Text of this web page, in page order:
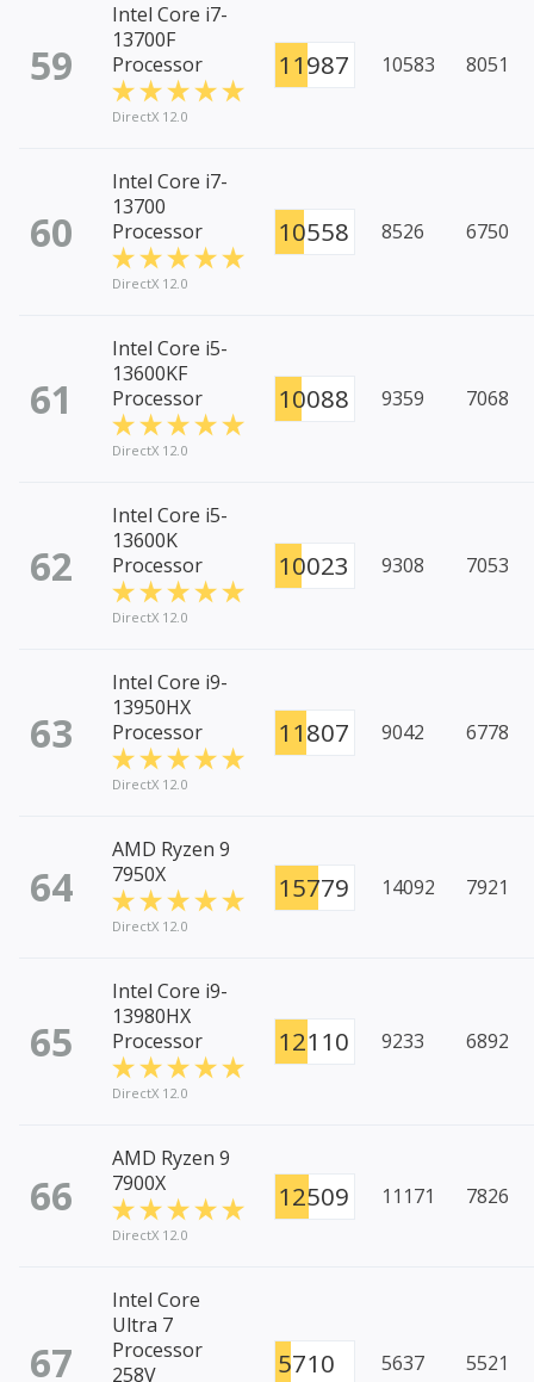
59
Intel Core i7-
13700F
Processor
DirectX 12.0
11987 10583 8051
60
Intel Core i7-
13700
Processor
DirectX 12.0
10558 8526 6750
61
Intel Core i5-
13600KF
Processor
DirectX 12.0
10088 9359 7068
62
Intel Core i5-
13600K
Processor
DirectX 12.0
10023 9308 7053
63
Intel Core i9-
13950HX
Processor
DirectX 12.0
11807 9042 6778
64
AMD Ryzen 9
7950X
DirectX 12.0
15779 14092 7921
65
Intel Core i9-
13980HX
Processor
DirectX 12.0
12110 9233 6892
66
AMD Ryzen 9
7900X
DirectX 12.0
12509 11171 7826
67
Intel Core
Ultra 7
Processor
258V
5710 5637 5521